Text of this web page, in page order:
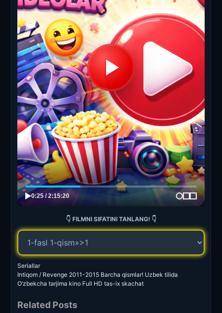
👇 FILMNI SIFATINI TANLANG! 👇
Seriallar
Intiqom / Revenge 2011-2015 Barcha qismlar! Uzbek tilida
O’zbekcha tarjima kino Full HD tas-ix skachat
Related Posts